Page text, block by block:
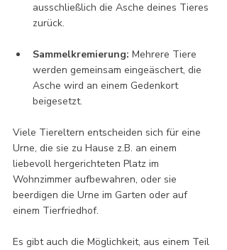
ausschließlich die Asche deines Tieres
zurück.
Sammelkremierung: Mehrere Tiere
werden gemeinsam eingeäschert, die
Asche wird an einem Gedenkort
beigesetzt.
Viele Tiereltern entscheiden sich für eine
Urne, die sie zu Hause z.B. an einem
liebevoll hergerichteten Platz im
Wohnzimmer aufbewahren, oder sie
beerdigen die Urne im Garten oder auf
einem Tierfriedhof.
Es gibt auch die Möglichkeit, aus einem Teil